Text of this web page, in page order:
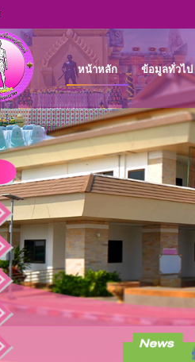
หน้าหลัก ข้อมูลทั่วไป
ประชาสัมพันเรื่อง โรค